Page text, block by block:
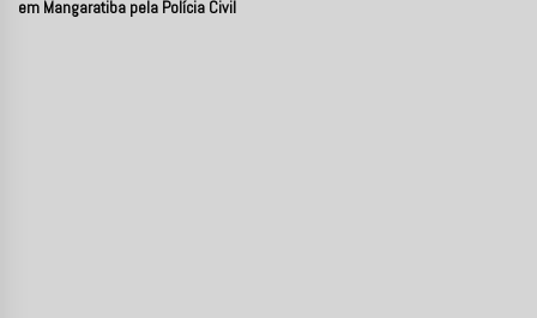
em Mangaratiba pela Polícia Civil